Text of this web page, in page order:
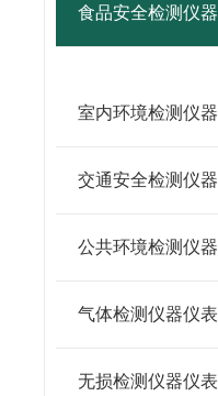
食品安全检测仪器
室内环境检测仪器
交通安全检测仪器
公共环境检测仪器
气体检测仪器仪表
无损检测仪器仪表